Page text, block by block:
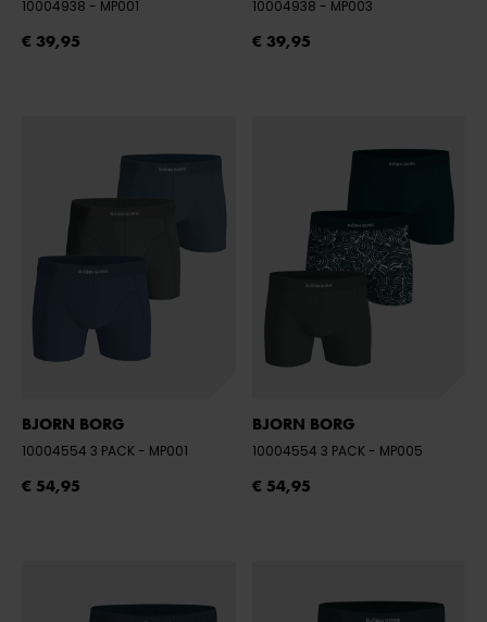
10004938 - MP001
€ 39,95
10004938 - MP003
€ 39,95
BJORN BORG
10004554 3 PACK - MP001
€ 54,95
BJORN BORG
10004554 3 PACK - MP005
€ 54,95